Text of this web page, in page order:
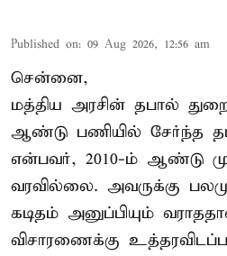
Published on: 09 Aug 2026, 12:56 am
சென்னை,
மத்திய அரசின் தபால்
ஆண்டு பணியில் சேர்ந்த
என்பவர், 2010-ம் ஆண்டு
வரவில்லை. அவருக்கு
கடிதம் அனுப்பியும்
விசாரணைக்கு